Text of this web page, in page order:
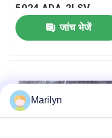
गुणवत्ता नियंत्रण
समाचार
5024 ADA-2LSV
जांच भेजें
Marilyn